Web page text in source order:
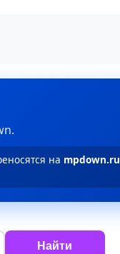
на mpdown.ru
Найти